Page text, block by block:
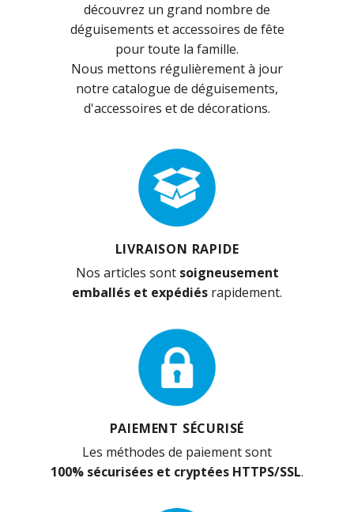
découvrez un grand nombre de
déguisements et accessoires de fête
pour toute la famille.
Nous mettons régulièrement à jour
notre catalogue de déguisements,
d'accessoires et de décorations.
LIVRAISON RAPIDE
Nos articles sont soigneusement
emballés et expédiés rapidement.
PAIEMENT SÉCURISÉ
Les méthodes de paiement sont
100% sécurisées et cryptées HTTPS/SSL.